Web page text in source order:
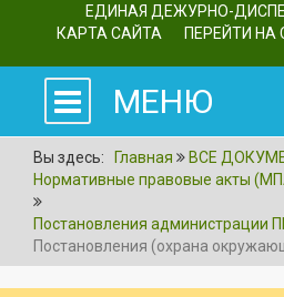
ЕДИНАЯ ДЕЖУРНО-
КАРТА САЙТА
ПЕРЕЙТИ
МЕНЮ
Вы здесь: Главная
ВСЕ
Нормативные правовые акты
Постановления администрации
Постановления (охрана